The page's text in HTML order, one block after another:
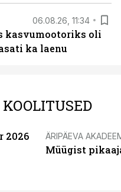
06.08.26, 11:34
kasvumootoriks oli
ka laenu
2026 ÄRIPÄEVA
Müügist